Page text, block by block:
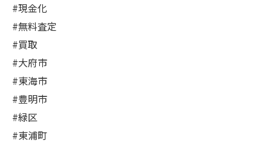
#現金化
#無料査定
#買取
#大府市
#東海市
#豊明市
#緑区
#東浦町